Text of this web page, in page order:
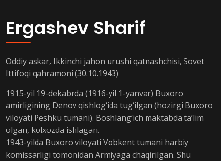
Ergashev Sharif
Oddiy askar, Ikkinchi jahon urushi qatnashchisi, Sovet
Ittifoqi qahramoni (30.10.1943)
1915-yil 19-dekabrda (1916-yil 1-yanvar) Buxoro
amirligining Denov qishlog‘ida tug‘ilgan (hozirgi Buxoro
viloyati Peshku tumani). Boshlang‘ich maktabda ta’lim
olgan, kolxozda ishlagan.
1943-yilda Buxoro viloyati Vobkent tumani harbiy
komissarligi tomonidan Armiyaga chaqirilgan. Shu